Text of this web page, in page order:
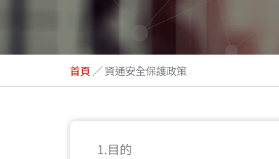
資通安全保護政策
首頁 ／資通安全保護政策
1.目的